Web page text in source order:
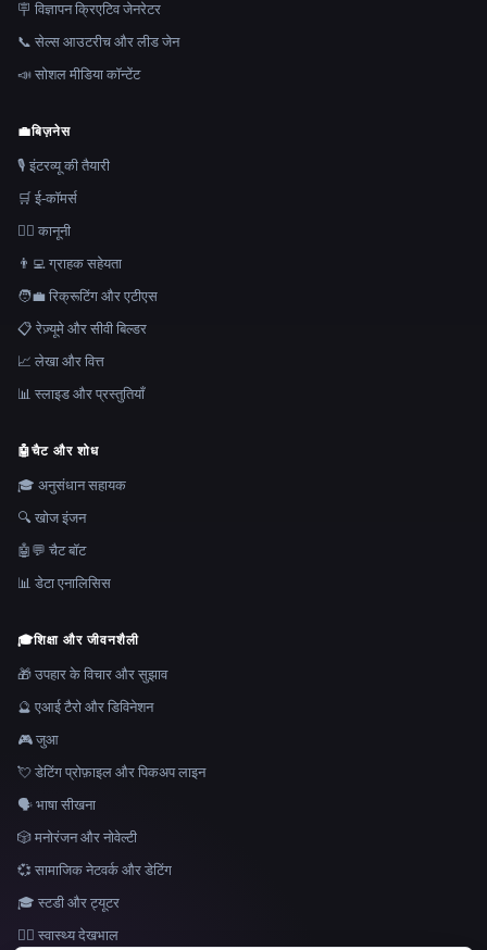
भाषा
🪧 विज्ञापन क्रिएटिव जेनरेटर
📞 सेल्स आउटरीच और लीड जेन
📣 सोशल मीडिया कॉन्टेंट
💼बिज़नेस
🎙️ इंटरव्यू की तैयारी
🛒 ई-कॉमर्स
👩‍⚖️ कानूनी
👨‍💻 ग्राहक सहेयता
🧑‍💼 रिक्रूटिंग और एटीएस
📋 रेज़्यूमे और सीवी बिल्डर
📈 लेखा और वित्त
📊 स्लाइड और प्रस्तुतियाँ
🤖चैट और शोध
🎓 अनुसंधान सहायक
🔍 खोज इंजन
🤖💬 चैट बॉट
📊 डेटा एनालिसिस
🎓शिक्षा और जीवनशैली
🎁 उपहार के विचार और सुझाव
🔮 एआई टैरो और डिविनेशन
🎮 जुआ
💘 डेटिंग प्रोफ़ाइल और पिकअप लाइन
🗣️ भाषा सीखना
🎲 मनोरंजन और नोवेल्टी
💞 सामाजिक नेटवर्क और डेटिंग
🎓 स्टडी और ट्यूटर
👩‍⚕️ स्वास्थ्य देखभाल